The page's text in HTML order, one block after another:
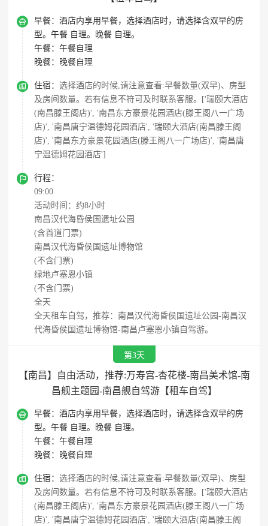
 早餐： 酒店内享用早餐，选择酒店时，请选择含双早的房
型。午餐 自理。晚餐 自理。
午餐： 午餐自理
晚餐：
晚餐自理
 住宿： 选择酒店的时候,请注意查看:早餐数量(双早)、房型
及房间数量。若有信息不符可及时联系客服。['瑞颐大酒店
(南昌滕王阁店)', '南昌东方豪景花园酒店(滕王阁八一广场
店)', '南昌唐宁温德姆花园酒店', '瑞颐大酒店(南昌滕王阁
店)', '南昌东方豪景花园酒店(滕王阁八一广场店)', '南昌唐
宁温德姆花园酒店']

行程：
09:00
活动时间：约8小时
南昌汉代海昏侯国遗址公园
(含首道门票)
南昌汉代海昏侯国遗址博物馆
(不含门票)
绿地卢塞恩小镇
(不含门票)
全天
全天租车自驾，推荐：南昌汉代海昏侯国遗址公园-南昌汉
代海昏侯国遗址博物馆-南昌卢塞恩小镇自驾游。
第3天
【南昌】自由活动，推荐:万寿宫-杏花楼-南昌美术馆-南
昌舰主题园-南昌舰自驾游【租车自驾】
 早餐： 酒店内享用早餐，选择酒店时，请选择含双早的房
型。午餐 自理。晚餐 自理。
午餐： 午餐自理
晚餐：
晚餐自理
 住宿： 选择酒店的时候,请注意查看:早餐数量(双早)、房型
及房间数量。若有信息不符可及时联系客服。['瑞颐大酒店
(南昌滕王阁店)', '南昌东方豪景花园酒店(滕王阁八一广场
店)', '南昌唐宁温德姆花园酒店', '瑞颐大酒店(南昌滕王阁